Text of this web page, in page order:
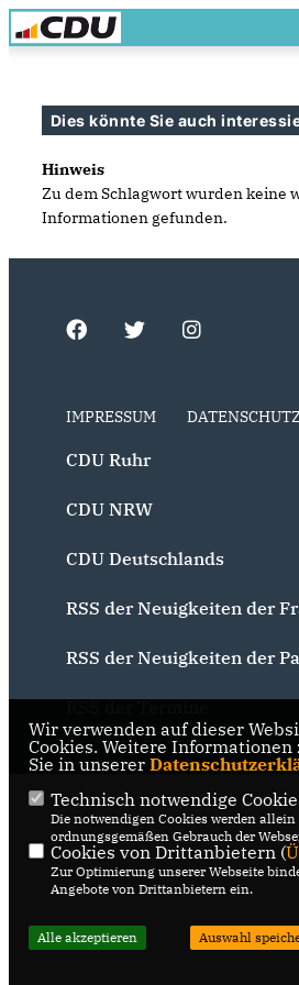
Dies könnte Sie auch
Hinweis
Zu dem Schlagwort wurden keine
Informationen gefunden.
IMPRESSUM DATENSCHUTZ
CDU Ruhr
CDU NRW
CDU Deutschlands
RSS der Neuigkeiten der
RSS der Neuigkeiten der
@2026 CDU Bochum
Alle Rechte vorbehalten.
Wir verwenden auf dieser
Cookies. Weitere Informationen
Sie in unserer
Technisch notwendige
Die notwendigen Cookies werden allein
ordnungsgemäßen Gebrauch der
Cookies von Drittanbietern (
Zur Optimierung unserer Webseite
Angebote von Drittanbietern ein.
Alle akzeptieren Auswahl